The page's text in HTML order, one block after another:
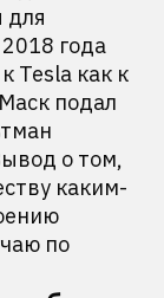
для
года
Tesla как к
подал
о том,
каким-
по